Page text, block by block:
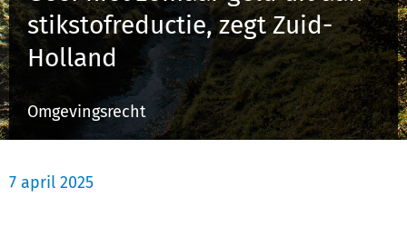
Inloggen
Registreren
stikstofreductie, zegt Zuid-
Holland
Omgevingsrecht
7 april 2025